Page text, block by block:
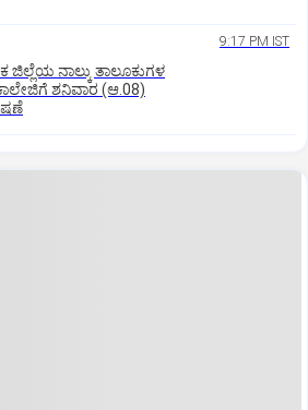
9:17 PM IST
ಜಿಲ್ಲೆಯ ನಾಲ್ಕು ತಾಲೂಕುಗಳ
ಶನಿವಾರ (ಆ.08)